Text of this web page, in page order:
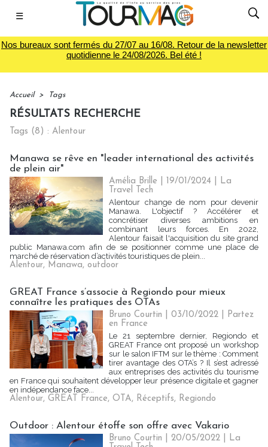
☰
Nos bureaux sont fermés du 27/07 au 16/08. Retour de la newsletter
quotidienne le 24/08/2026. Bel été !
Accueil > Tags
RÉSULTATS RECHERCHE
Tags (8) : Alentour
Manawa se rêve en "leader international des activités
de plein air"
Amélia Brille | 19/01/2024
La
Travel Tech
Alentour change de nom pour devenir
Manawa. L'objectif ? Accélérer et
concrétiser diverses ambitions en
combinant leurs forces. En 2022,
Alentour faisait l'acquisition du site grand
public Manawa.com afin de se positionner comme une place de
marché de réservation d’activités touristiques de plein...
Alentour, Manawa, outdoor
GREAT France s’associe à Regiondo pour mieux
connaître les pratiques des OTAs
Bruno Courtin | 03/10/2022
Partez
en France
Le 21 septembre dernier, Regiondo et
GREAT France ont proposé un workshop
sur le salon IFTM sur le thème : Comment
tirer avantage des OTA’s ? Il s’est adressé
aux entreprises des activités du tourisme
en France qui souhaitent développer leur présence digitale et gagner
en indépendance face...
Alentour, GREAT France, OTA, Réceptifs, Regiondo
Outdoor : Alentour étoffe son offre avec Vakario
Bruno Courtin | 20/05/2022
La